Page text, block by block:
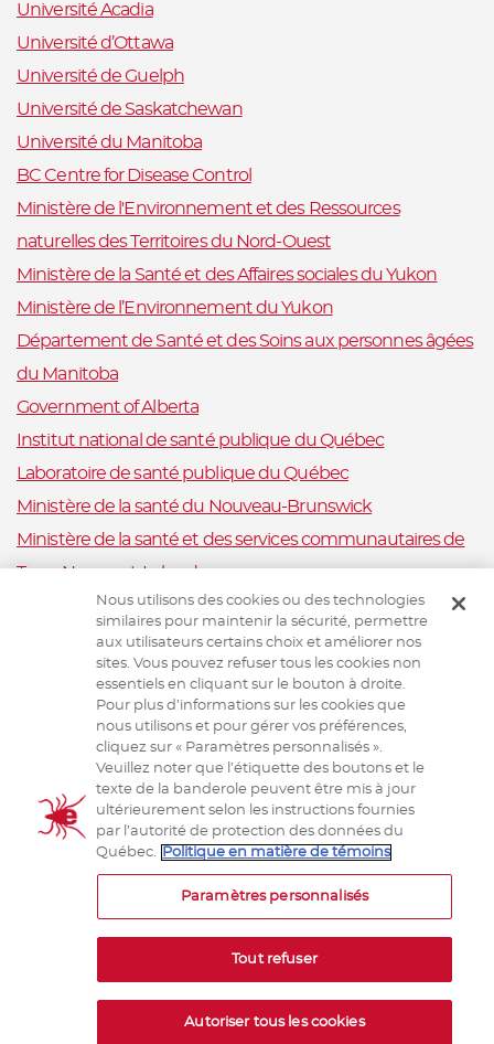
Université Acadia
Université d’Ottawa
Université de Guelph
Université de Saskatchewan
Université du Manitoba
BC Centre for Disease Control
Ministère de l'Environnement et des Ressources
naturelles des Territoires du Nord-Ouest
Ministère de la Santé et des Affaires sociales du Yukon
Ministère de l’Environnement du Yukon
Département de Santé et des Soins aux personnes âgées
du Manitoba
Government of Alberta
Institut national de santé publique du Québec
Laboratoire de santé publique du Québec
Ministère de la santé du Nouveau-Brunswick
Ministère de la santé et des services communautaires de
Terre-Neuve-et-Labrador
Nova Scotia Department of Health and Wellness
Ministère de la Santé et Mieux-être, Ile-du-Prince-Édouard
Santé publique Ontario
Saskatchewan Ministry of Health
Système canadien de surveillance de la santé animale
Santé animale Canada
Nous utilisons des cookies ou des technologies
similaires pour maintenir la sécurité, permettre
aux utilisateurs certains choix et améliorer nos
sites. Vous pouvez refuser tous les cookies non
essentiels en cliquant sur le bouton à droite.
Pour plus d’informations sur les cookies que
nous utilisons et pour gérer vos préférences,
cliquez sur « Paramètres personnalisés ».
Veuillez noter que l’étiquette des boutons et le
texte de la banderole peuvent être mis à jour
ultérieurement selon les instructions fournies
par l’autorité de protection des données du
Québec.
Politique en matière de témoins
Paramètres personnalisés
Tout refuser
Autoriser tous les cookies